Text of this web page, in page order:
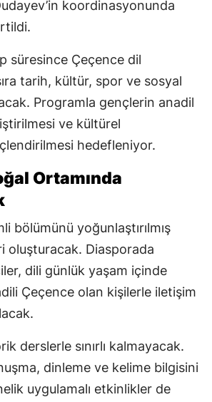
koordinasyonunda
süresince Çeçence dil
tarih, kültür, spor ve sosyal
Programla gençlerin anadil
ve kültürel
hedefleniyor.
Ortamında
bölümünü yoğunlaştırılmış
oluşturacak. Diasporada
dili günlük yaşam içinde
Çeçence olan kişilerle iletişim
derslerle sınırlı kalmayacak.
dinleme ve kelime bilgisini
uygulamalı etkinlikler de